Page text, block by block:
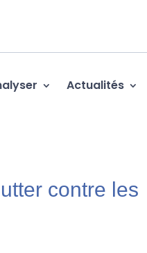
Actualités
contre les